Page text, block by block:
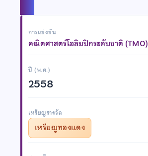
การแข่งขัน
คณิตศาสตร์โอลิมปิกระดับชาติ (TMO)
ปี (พ.ศ.)
2558
เหรียญรางวัล
เหรียญทองแดง